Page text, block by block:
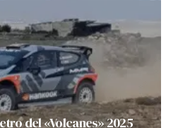
del «Volcanes» 2025